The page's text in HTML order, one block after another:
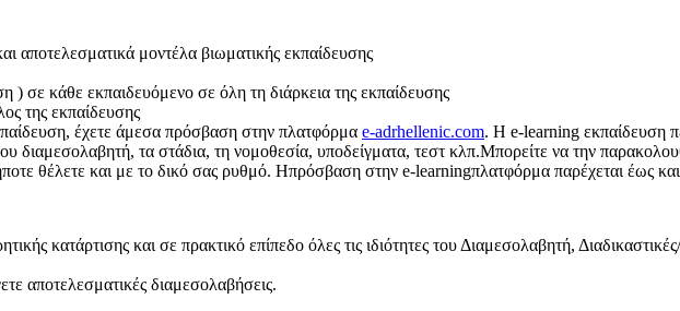
αποτελεσματικά μοντέλα βιωματικής εκπαίδευσης
) σε κάθε εκπαιδευόμενο σε όλη τη διάρκεια της εκπαίδευσης
της εκπαίδευσης
έχετε άμεσα πρόσβαση στην πλατφόρμα e-adrhellenic.com. Η e-learning εκπαίδευση
διαμεσολαβητή, τα στάδια, τη νομοθεσία, υποδείγματα, τεστ κλπ.Μπορείτε να την
θέλετε και με το δικό σας ρυθμό. Hπρόσβαση στην e-learningπλατφόρμα παρέχεται έως και
κατάρτισης και σε πρακτικό επίπεδο όλες τις ιδιότητες του Διαμεσολαβητή,
αποτελεσματικές διαμεσολαβήσεις.